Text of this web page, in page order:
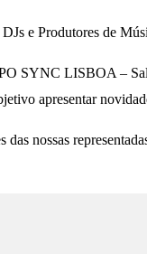
e Produtores de
SYNC LISBOA –
apresentar
nossas